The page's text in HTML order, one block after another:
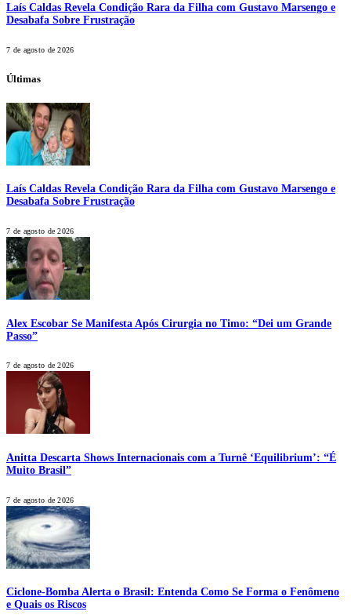
Laís Caldas Revela Condição Rara da Filha com Gustavo Marsengo e
Desabafa Sobre Frustração
7 de agosto de 2026
Últimas
Laís Caldas Revela Condição Rara da Filha com Gustavo Marsengo e
Desabafa Sobre Frustração
7 de agosto de 2026
Alex Escobar Se Manifesta Após Cirurgia no Timo: “Dei um Grande
Passo”
7 de agosto de 2026
Anitta Descarta Shows Internacionais com a Turnê ‘Equilibrium’: “É
Muito Brasil”
7 de agosto de 2026
Ciclone-Bomba Alerta o Brasil: Entenda Como Se Forma o Fenômeno
e Quais os Riscos